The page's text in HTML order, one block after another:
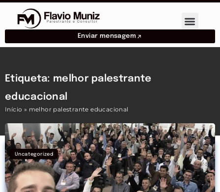
Enviar mensagem
Etiqueta: melhor palestrante
educacional
Início » melhor palestrante educacional
Uncategorized